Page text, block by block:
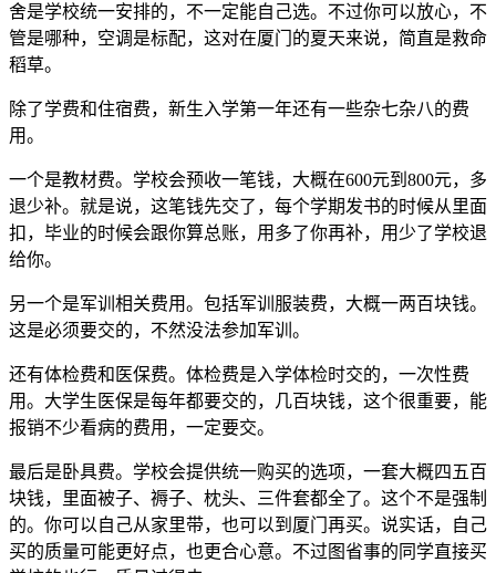
舍是学校统一安排的，不一定能自己选。不过你可以放心，不
管是哪种，空调是标配，这对在厦门的夏天来说，简直是救命
稻草。
除了学费和住宿费，新生入学第一年还有一些杂七杂八的费
用。
一个是教材费。学校会预收一笔钱，大概在600元到800元，多
退少补。就是说，这笔钱先交了，每个学期发书的时候从里面
扣，毕业的时候会跟你算总账，用多了你再补，用少了学校退
给你。
另一个是军训相关费用。包括军训服装费，大概一两百块钱。
这是必须要交的，不然没法参加军训。
还有体检费和医保费。体检费是入学体检时交的，一次性费
用。大学生医保是每年都要交的，几百块钱，这个很重要，能
报销不少看病的费用，一定要交。
最后是卧具费。学校会提供统一购买的选项，一套大概四五百
块钱，里面被子、褥子、枕头、三件套都全了。这个不是强制
的。你可以自己从家里带，也可以到厦门再买。说实话，自己
买的质量可能更好点，也更合心意。不过图省事的同学直接买